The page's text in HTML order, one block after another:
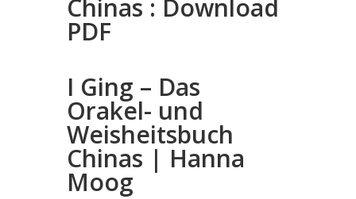
Chinas : Download
PDF
I Ging – Das
Orakel- und
Weisheitsbuch
Chinas | Hanna
Moog